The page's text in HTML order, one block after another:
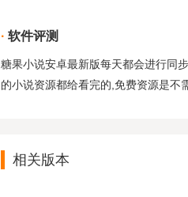
软件评测
糖果小说安卓最新版每天都会进行同
的小说资源都给看完的,免费资源是不
相关版本